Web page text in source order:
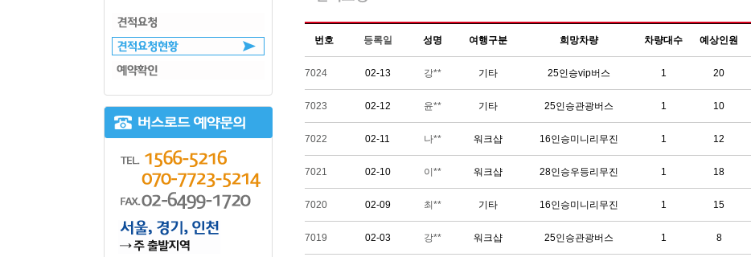
번호 등록일 성명 여행구분 희망차량 차량대수 예상인원
7024 02-13 강** 기타 25인승vip버스 1 20
7023 02-12 윤** 기타 25인승관광버스 1 10
7022 02-11 나** 워크샵 16인승미니리무진 1 12
7021 02-10 이** 워크샵 28인승우등리무진 1 18
7020 02-09 최** 기타 16인승미니리무진 1 15
7019 02-03 강** 워크샵 25인승관광버스 1 8